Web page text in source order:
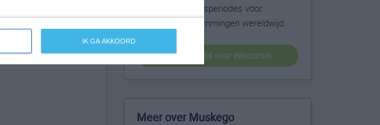
IK GA AKKOORD
over de beste reisperiodes voor
duizenden bestemmingen wereldwijd.
beste reistijd voor Wisconsin
Meer over Muskego